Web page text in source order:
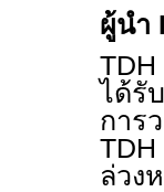
ผู้นำ
TDH
ได้รั
การ
TDH
ล่วง